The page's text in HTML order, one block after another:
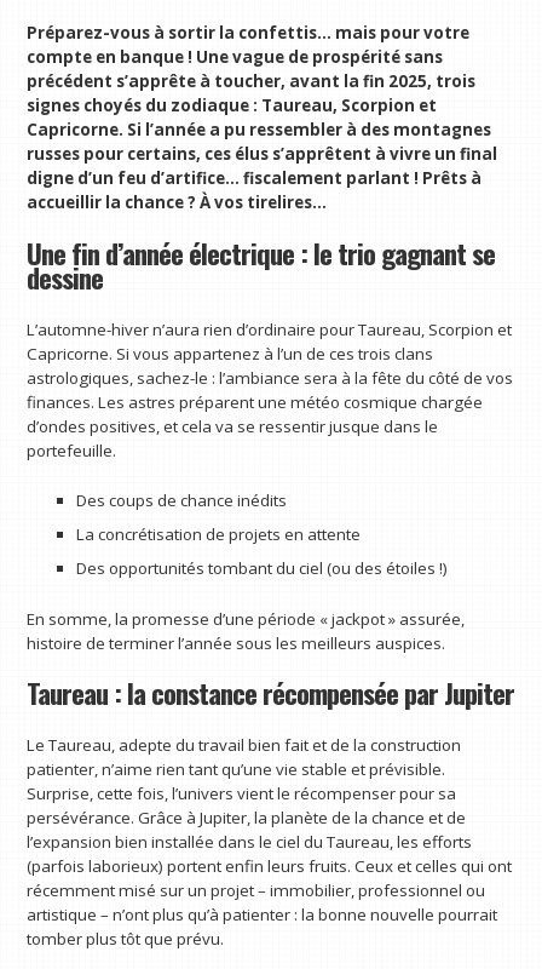
Préparez-vous à sortir la confettis… mais pour votre
compte en banque ! Une vague de prospérité sans
précédent s’apprête à toucher, avant la fin 2025, trois
signes choyés du zodiaque : Taureau, Scorpion et
Capricorne. Si l’année a pu ressembler à des montagnes
russes pour certains, ces élus s’apprêtent à vivre un final
digne d’un feu d’artifice… fiscalement parlant ! Prêts à
accueillir la chance ? À vos tirelires…
Une fin d’année électrique : le trio gagnant se
dessine
L’automne-hiver n’aura rien d’ordinaire pour Taureau, Scorpion et
Capricorne. Si vous appartenez à l’un de ces trois clans
astrologiques, sachez-le : l’ambiance sera à la fête du côté de vos
finances. Les astres préparent une météo cosmique chargée
d’ondes positives, et cela va se ressentir jusque dans le
portefeuille.
Des coups de chance inédits
La concrétisation de projets en attente
Des opportunités tombant du ciel (ou des étoiles !)
En somme, la promesse d’une période « jackpot » assurée,
histoire de terminer l’année sous les meilleurs auspices.
Taureau : la constance récompensée par Jupiter
Le Taureau, adepte du travail bien fait et de la construction
patienter, n’aime rien tant qu’une vie stable et prévisible.
Surprise, cette fois, l’univers vient le récompenser pour sa
persévérance. Grâce à Jupiter, la planète de la chance et de
l’expansion bien installée dans le ciel du Taureau, les efforts
(parfois laborieux) portent enfin leurs fruits. Ceux et celles qui ont
récemment misé sur un projet – immobilier, professionnel ou
artistique – n’ont plus qu’à patienter : la bonne nouvelle pourrait
tomber plus tôt que prévu.